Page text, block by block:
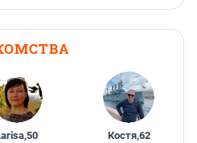
,50 Костя,62